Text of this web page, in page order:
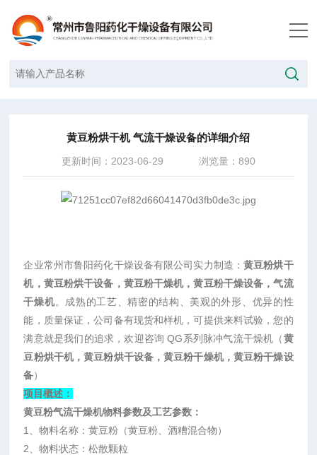
黄豆粉烘干机 气流干燥设备的详细介绍
更新时间：2023-06-29 浏览量：890
企业常州市鲁阳药化干燥设备有限公司实力制造：黄豆粉烘干
机，黄豆粉烘干设备，黄豆粉干燥机，黄豆粉干燥设备，气流
干燥机。成熟的工艺、精密的结构、美观的外形、优异的性
能 ，质量保证，公司备有现货和样机，可提供来料试验，您的
满意就是我们的追求，欢迎咨询 QG系列脉冲气流干燥机（黄
豆粉烘干机，黄豆粉烘干设备，黄豆粉干燥机，黄豆粉干燥设
备）
项目概述：
黄豆粉气流干燥机物料参数及工艺参数：
1
、物料名称：黄豆粉（黄豆粉、酒糟混合物）
2 、物料状态：松散颗粒